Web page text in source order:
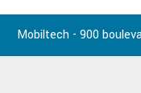
Mobiltech - 900